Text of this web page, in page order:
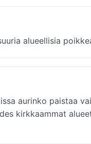
alueellisia
aurinko paistaa
kirkkaammat